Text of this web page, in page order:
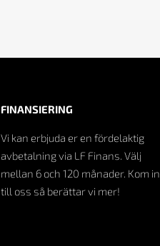
FINANSIERING
Vi kan erbjuda er en fördelaktig
avbetalning via LF Finans. Välj
mellan 6 och 120 månader. Kom in
till oss så berättar vi mer!